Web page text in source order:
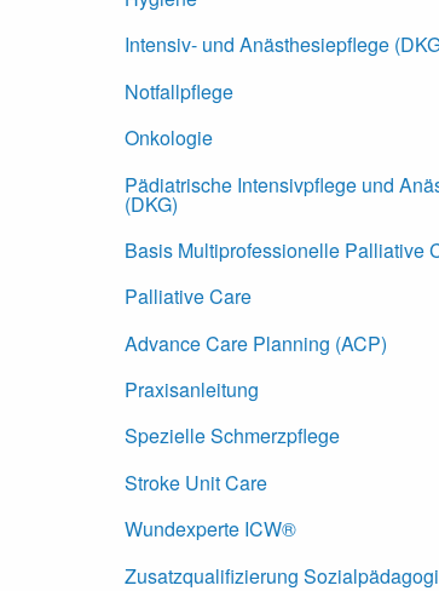
Intensiv- und Anästhesiepflege
Notfallpflege
Onkologie
Pädiatrische Intensivpflege und
(DKG)
Basis Multiprofessionelle Palliative
Palliative Care
Advance Care Planning (ACP)
Praxisanleitung
Spezielle Schmerzpflege
Stroke Unit Care
Wundexperte ICW®
Zusatzqualifizierung